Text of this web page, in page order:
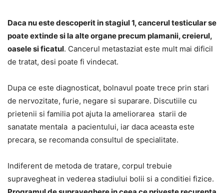
Daca nu este descoperit in stagiul 1, cancerul testicular se
poate extinde si la alte organe precum plamanii, creierul,
oasele si ficatul. Cancerul metastaziat este mult mai dificil
de tratat, desi poate fi vindecat.
Dupa ce este diagnosticat, bolnavul poate trece prin stari
de nervozitate, furie, negare si suparare. Discutiile cu
prietenii si familia pot ajuta la ameliorarea starii de
sanatate mentala a pacientului, iar daca aceasta este
precara, se recomanda consultul de specialitate.
Indiferent de metoda de tratare, corpul trebuie
supravegheat in vederea stadiului bolii si a conditiei fizice.